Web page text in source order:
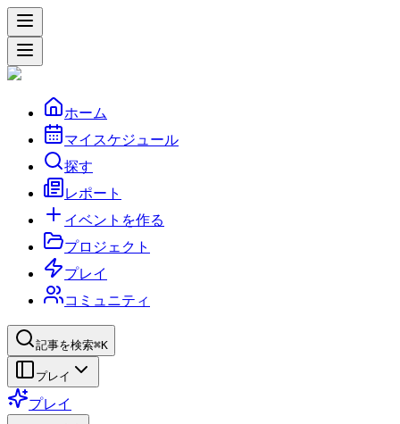
ホーム
マイスケジュール
探す
レポート
イベントを作る
プロジェクト
プレイ
コミュニティ
記事を検索⌘K
プレイ
プレイ